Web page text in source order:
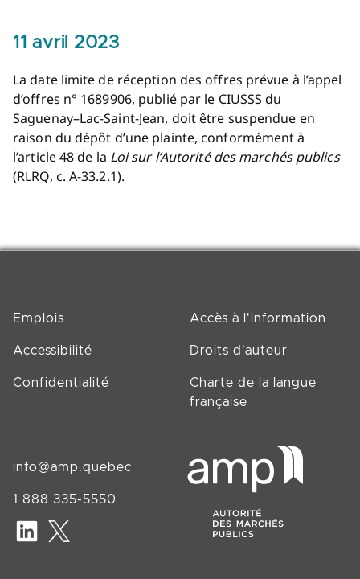
11 avril 2023
La date limite de réception des offres prévue à l’appel
d’offres n° 1689906, publié par le CIUSSS du
Saguenay–Lac-Saint-Jean, doit être suspendue en
raison du dépôt d’une plainte, conformément à
l’article 48 de la Loi sur l’Autorité des marchés publics
(RLRQ, c. A-33.2.1).
Emplois Accès à l'information
Accessibilité Droits d'auteur
Confidentialité
Charte de la langue
française
info@amp.quebec
1 888 335-5550